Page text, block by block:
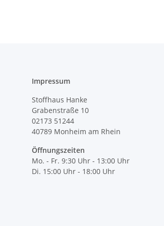
Impressum
Stoffhaus Hanke
Grabenstraße 10
02173 51244
40789 Monheim am Rhein
Öffnungszeiten
Mo. - Fr. 9:30 Uhr - 13:00 Uhr
Di. 15:00 Uhr - 18:00 Uhr